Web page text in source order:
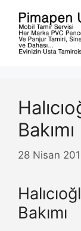
Bakımı
28 Nisan
Bakımı